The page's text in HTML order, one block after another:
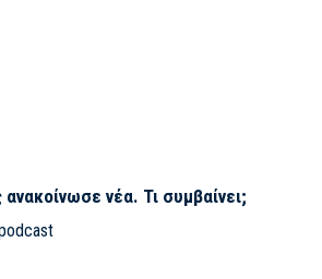
νέα. Τι συμβαίνει;